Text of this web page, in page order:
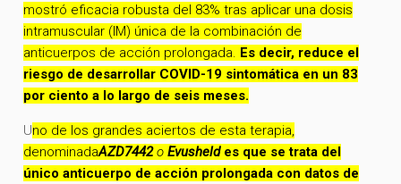
mostró eficacia robusta del 83% tras aplicar una dosis
intramuscular (IM) única de la combinación de
anticuerpos de acción prolongada. Es decir, reduce el
riesgo de desarrollar COVID-19 sintomática en un 83
por ciento a lo largo de seis meses.
Uno de los grandes aciertos de esta terapia,
denominadaAZD7442oEvusheld es que se trata del
único anticuerpo de acción prolongada con datos de